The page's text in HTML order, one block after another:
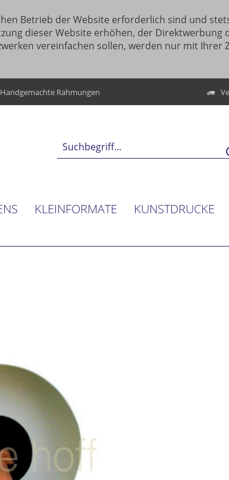
Betrieb der Website erforderlich sind und
dieser Website erhöhen, der Direktwerbung
vereinfachen sollen, werden nur mit Ihrer
Handgemachte Rahmungen
KLEINFORMATE KUNSTDRUCKE